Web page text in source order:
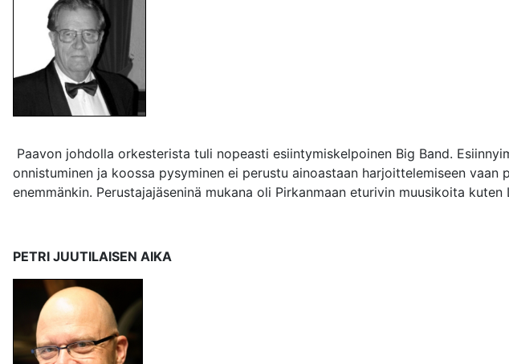
Paavon johdolla orkesterista tuli nopeasti esiintymiskelpoinen Big Band.
onnistuminen ja koossa pysyminen ei perustu ainoastaan harjoittelemiseen
enemmänkin. Perustajajäseninä mukana oli Pirkanmaan eturivin muusikoita
PETRI JUUTILAISEN AIKA